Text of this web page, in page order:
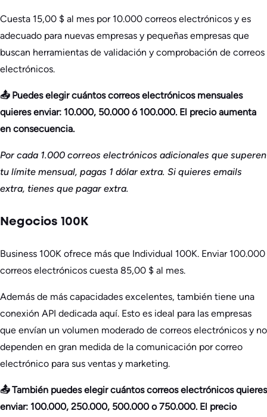
Cuesta 15,00 $ al mes por 10.000 correos electrónicos y es
adecuado para nuevas empresas y pequeñas empresas que
buscan herramientas de validación y comprobación de correos
electrónicos.
📤 Puedes elegir cuántos correos electrónicos mensuales
quieres enviar: 10.000, 50.000 ó 100.000. El precio aumenta
en consecuencia.
Por cada 1.000 correos electrónicos adicionales que superen
tu límite mensual, pagas 1 dólar extra. Si quieres emails
extra, tienes que pagar extra.
Negocios 100K
Business 100K ofrece más que Individual 100K. Enviar 100.000
correos electrónicos cuesta 85,00 $ al mes.
Además de más capacidades excelentes, también tiene una
conexión API dedicada aquí. Esto es ideal para las empresas
que envían un volumen moderado de correos electrónicos y no
dependen en gran medida de la comunicación por correo
electrónico para sus ventas y marketing.
📤 También puedes elegir cuántos correos electrónicos quieres
enviar: 100.000, 250.000, 500.000 o 750.000. El precio